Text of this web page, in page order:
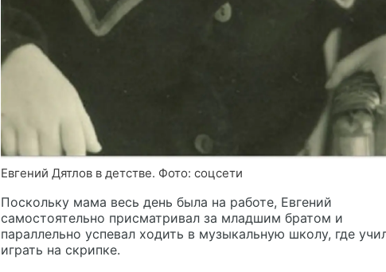
Евгений Дятлов в детстве. Фото: соцсети
Поскольку мама весь день была на работе, Евгений
самостоятельно присматривал за младшим братом и
параллельно успевал ходить в музыкальную школу, где
играть на скрипке.